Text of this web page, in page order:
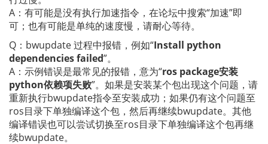
A：有可能是没有执行加速指令，在论坛中搜索“加速”即
可；也有可能是单纯的速度慢，请耐心等待。
Q：bwupdate 过程中报错，例如“Install python
dependencies failed”。
A：示例错误是最常见的报错，意为“ros package安装
python依赖项失败”。如果是安装某个包出现这个问题，请
重新执行bwupdate指令至安装成功；如果仍有这个问题至
ros目录下单独编译这个包，然后再继续bwupdate。其他
编译错误也可以尝试切换至ros目录下单独编译这个包再继
续bwupdate。